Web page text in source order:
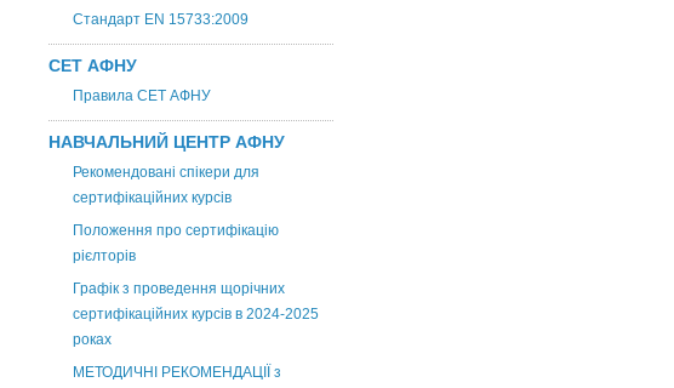
Стандарт EN 15733:2009
СЕТ АФНУ
Правила СЕТ АФНУ
НАВЧАЛЬНИЙ ЦЕНТР АФНУ
Рекомендовані спікери для
сертифікаційних курсів
Положення про сертифікацію
рієлторів
Графік з проведення щорічних
сертифікаційних курсів в 2024-2025
роках
МЕТОДИЧНІ РЕКОМЕНДАЦІЇ з